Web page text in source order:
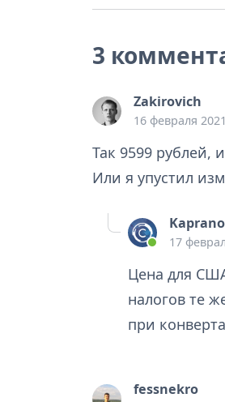
3
Zakirovich
16 февраля
Так 9599 рублей,
Или я упустил
17
Цена для
налогов те
при
fessnekro